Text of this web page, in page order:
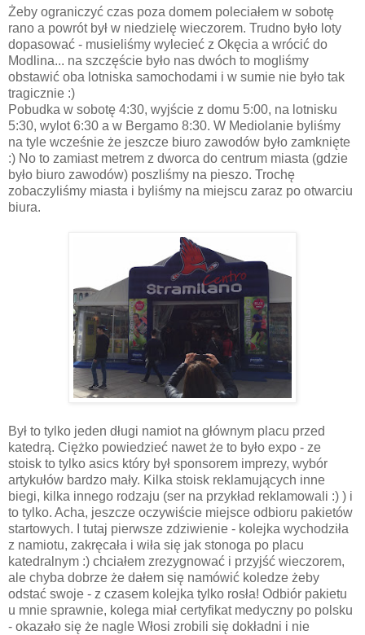
Żeby ograniczyć czas poza domem poleciałem w sobotę
rano a powrót był w niedzielę wieczorem. Trudno było loty
dopasować - musieliśmy wylecieć z Okęcia a wrócić do
Modlina... na szczęście było nas dwóch to mogliśmy
obstawić oba lotniska samochodami i w sumie nie było tak
tragicznie :)
Pobudka w sobotę 4:30, wyjście z domu 5:00, na lotnisku
5:30, wylot 6:30 a w Bergamo 8:30. W Mediolanie byliśmy
na tyle wcześnie że jeszcze biuro zawodów było zamknięte
:) No to zamiast metrem z dworca do centrum miasta (gdzie
było biuro zawodów) poszliśmy na pieszo. Trochę
zobaczyliśmy miasta i byliśmy na miejscu zaraz po otwarciu
biura.
Był to tylko jeden długi namiot na głównym placu przed
katedrą. Ciężko powiedzieć nawet że to było expo - ze
stoisk to tylko asics który był sponsorem imprezy, wybór
artykułów bardzo mały. Kilka stoisk reklamujących inne
biegi, kilka innego rodzaju (ser na przykład reklamowali :) ) i
to tylko. Acha, jeszcze oczywiście miejsce odbioru pakietów
startowych. I tutaj pierwsze zdziwienie - kolejka wychodziła
z namiotu, zakręcała i wiła się jak stonoga po placu
katedralnym :) chciałem zrezygnować i przyjść wieczorem,
ale chyba dobrze że dałem się namówić koledze żeby
odstać swoje - z czasem kolejka tylko rosła! Odbiór pakietu
u mnie sprawnie, kolega miał certyfikat medyczny po polsku
- okazało się że nagle Włosi zrobili się dokładni i nie